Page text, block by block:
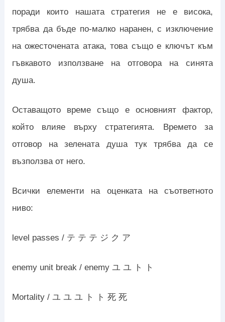
поради които нашата стратегия не е висока,
трябва да бъде по-малко наранен, с изключение
на ожесточената атака, това също е ключът към
гъвкавото използване на отговора на синята
душа.
Оставащото време също е основният фактор,
който влияе върху стратегията. Времето за
отговор на зелената душа тук трябва да се
възползва от него.
Всички елементи на оценката на съответното
ниво:
level passes / テ テ テ ジ ク ア
enemy unit break / enemy ユ ユ ト ト
Mortality / ユ ユ ユ ト ト 死 死